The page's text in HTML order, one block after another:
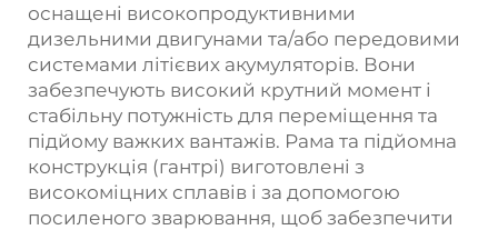
оснащені високопродуктивними
дизельними двигунами та/або передовими
системами літієвих акумуляторів. Вони
забезпечують високий крутний момент і
стабільну потужність для переміщення та
підйому важких вантажів. Рама та підйомна
конструкція (гантрі) виготовлені з
високоміцних сплавів і за допомогою
посиленого зварювання, щоб забезпечити